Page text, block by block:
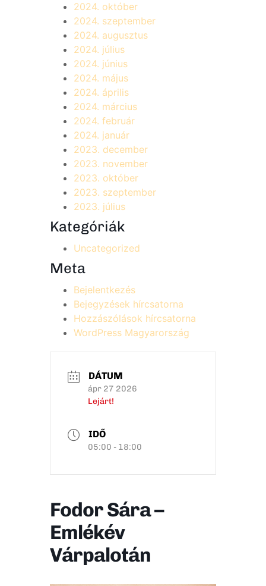
2024. október
2024. szeptember
2024. augusztus
2024. július
2024. június
2024. május
2024. április
2024. március
2024. február
2024. január
2023. december
2023. november
2023. október
2023. szeptember
2023. július
Kategóriák
Uncategorized
Meta
Bejelentkezés
Bejegyzések hírcsatorna
Hozzászólások hírcsatorna
WordPress Magyarország
DÁTUM
ápr 27 2026
Lejárt!
IDŐ
05:00 - 18:00
Fodor Sára –
Emlékév
Várpalotán